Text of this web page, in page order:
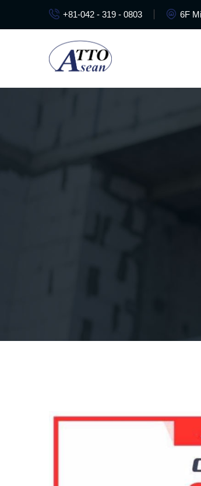
+81-042 - 319 - 0803 6F